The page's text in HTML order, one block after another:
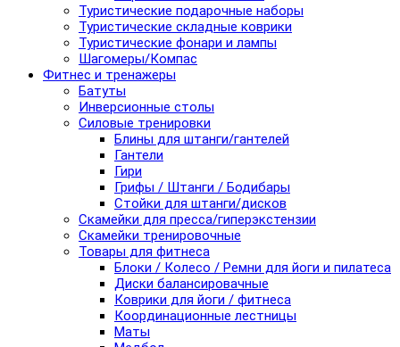
Туристические подарочные наборы
Туристические складные коврики
Туристические фонари и лампы
Шагомеры/Компас
Фитнес и тренажеры
Батуты
Инверсионные столы
Силовые тренировки
Блины для штанги/гантелей
Гантели
Гири
Грифы / Штанги / Бодибары
Стойки для штанги/дисков
Скамейки для пресса/гиперэкстензии
Скамейки тренировочные
Товары для фитнеса
Блоки / Колесо / Ремни для йоги и пилатеса
Диски балансировачные
Коврики для йоги / фитнеса
Координационные лестницы
Маты